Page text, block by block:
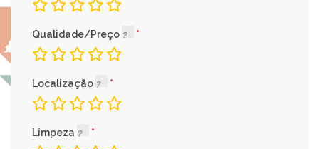
Qualidade/Preço
Localização
Limpeza